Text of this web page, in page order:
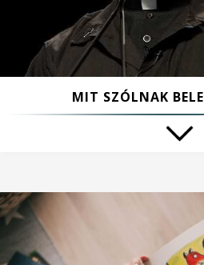
MIT SZÓLNAK